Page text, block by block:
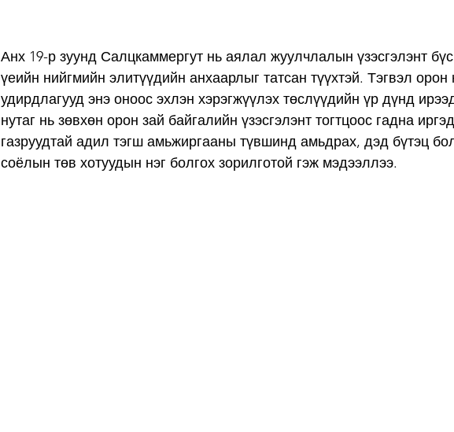
Анх 19-р зуунд Салцкаммергут нь аялал жуулчлалын үзэсгэлэнт
үеийн нийгмийн элитүүдийн анхаарлыг татсан түүхтэй. Тэгвэл орон
удирдлагууд энэ оноос эхлэн хэрэгжүүлэх төслүүдийн үр дүнд
нутаг нь зөвхөн орон зай байгалийн үзэсгэлэнт тогтцоос гадна
газруудтай адил тэгш амьжиргааны түвшинд амьдрах, дэд бүтэц
соёлын төв хотуудын нэг болгох зорилготой гэж мэдээллээ.